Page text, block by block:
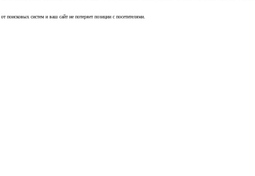
систем и ваш сайт не потеряет позиции с посетителями.